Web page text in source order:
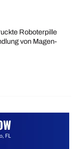
Roboterpille
von Magen-